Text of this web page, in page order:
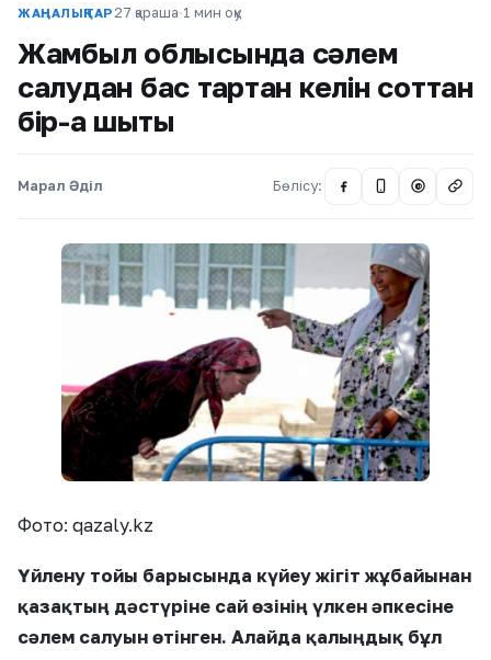
ЖАҢАЛЫҚТАР 27 қараша·1 мин оқу
Жамбыл облысында сәлем
салудан бас тартқан келін соттан
бір-ақ шықты
Марал Әділ Бөлісу: @
Фото: qazaly.kz
Үйлену тойы барысында күйеу жігіт жұбайынан
қазақтың дәстүріне сай өзінің үлкен әпкесіне
сәлем салуын өтінген. Алайда қалыңдық бұл